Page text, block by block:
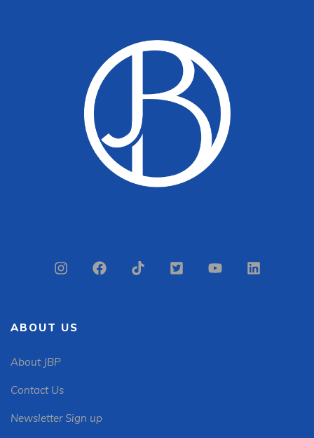
ABOUT US
About JBP
Contact Us
Newsletter Sign up